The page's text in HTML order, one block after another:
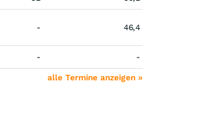
- 46,4
- -
alle Termine anzeigen »